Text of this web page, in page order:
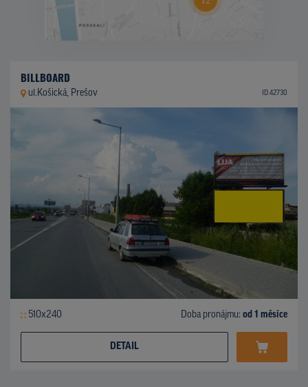
BILLBOARD
ul.Košická, Prešov ID 42730
510x240 Doba pronájmu: od 1 měsíce
DETAIL